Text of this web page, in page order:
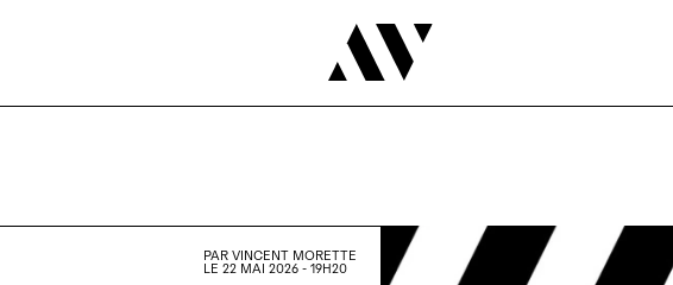
PARVINCENT MORETTE
LE 22 MAI 2026 - 19H20